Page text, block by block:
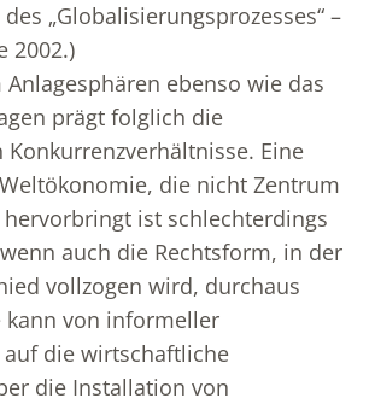
„Globalisierungsprozesses“ –
2002.)
Anlagesphären ebenso wie das
prägt folglich die
Eine
die nicht Zentrum
ist schlechterdings
auch die Rechtsform, in der
vollzogen wird, durchaus
kann von informeller
die wirtschaftliche
die Installation von